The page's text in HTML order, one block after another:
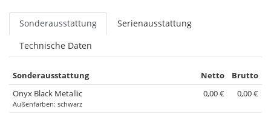
Sonderausstattung
Serienausstattung
Technische Daten
Sonderausstattung Netto
Brutto
Onyx Black Metallic
Außenfarben: schwarz
0,00 € 0,00 €